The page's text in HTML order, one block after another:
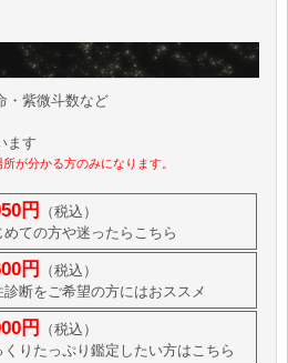
・紫微斗数など
ます
が分かる方のみになります。
円
（税込）
めての方や迷ったらこちら
円
（税込）
診断をご希望の方にはおススメ
円
（税込）
くりたっぷり鑑定したい方はこちら